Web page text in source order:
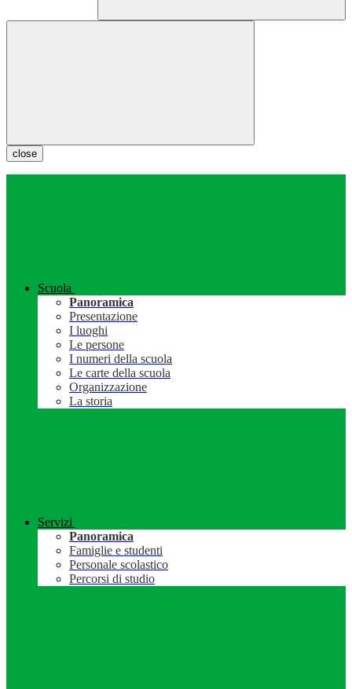
close
Scuola
Panoramica
Presentazione
I luoghi
Le persone
I numeri della scuola
Le carte della scuola
Organizzazione
La storia
Servizi
Panoramica
Famiglie e studenti
Personale scolastico
Percorsi di studio